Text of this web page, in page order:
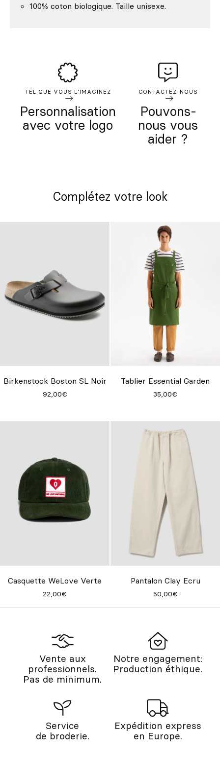
100% coton biologique. Taille unisexe.
TEL QUE VOUS L'IMAGINEZ
Personnalisation
avec votre logo
CONTACTEZ-NOUS
Pouvons-
nous vous
aider ?
Complétez votre look
Birkenstock Boston SL Noir
92,00€
Tablier Essential Garden
35,00€
Casquette WeLove Verte
22,00€
Pantalon Clay Ecru
50,00€
Vente aux
professionnels.
Pas de minimum.
Notre engagement:
Production éthique.
Service
de broderie.
Expédition express
en Europe.